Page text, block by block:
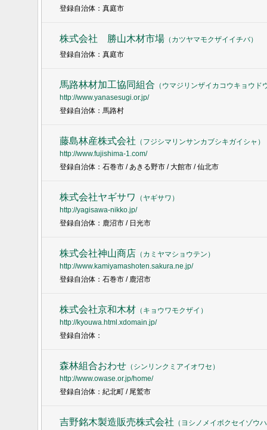
登録自治体：真庭市
株式会社 勝山木材市場（ カツヤマモクザイイチバ）
登録自治体：真庭市
馬路林材加工協同組合 （ ウマジリンザイカコウキョウド
http://www.yanasesugi.or.jp/
登録自治体：馬路村
藤島林産株式会社 （ フジシマリンサンカブシキガイシャ ）
http://www.fujishima-1.com/
登録自治体：石巻市 / あきる野市 / 大館市 / 仙北市
株式会社ヤギサワ （ ヤギサワ ）
http://yagisawa-nikko.jp/
登録自治体：鹿沼市 / 日光市
株式会社神山商店 （ カミヤマショウテン ）
http://www.kamiyamashoten.sakura.ne.jp/
登録自治体：石巻市 / 鹿沼市
株式会社京和木材 （ キョウワモクザイ ）
http://kyouwa.html.xdomain.jp/
登録自治体：
森林組合おわせ（ シンリンクミアイオワセ ）
http://www.owase.or.jp/home/
登録自治体：紀北町 / 尾鷲市
吉野銘木製造販売株式会社 （ ヨシノメイボクセイゾウ